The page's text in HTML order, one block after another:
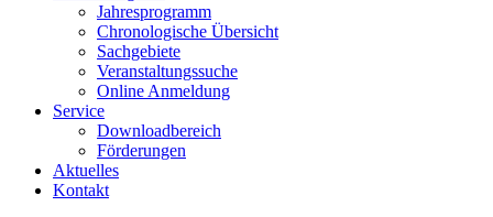
Jahresprogramm
Chronologische Übersicht
Sachgebiete
Veranstaltungssuche
Online Anmeldung
Service
Downloadbereich
Förderungen
Aktuelles
Kontakt